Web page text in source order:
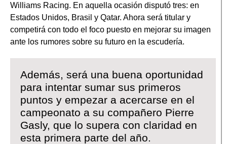
Williams Racing. En aquella ocasión disputó tres: en
Estados Unidos, Brasil y Qatar. Ahora será titular y
competirá con todo el foco puesto en mejorar su imagen
ante los rumores sobre su futuro en la escudería.
Además, será una buena oportunidad
para intentar sumar sus primeros
puntos y empezar a acercarse en el
campeonato a su compañero Pierre
Gasly, que lo supera con claridad en
esta primera parte del año.